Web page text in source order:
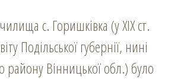
с. Горишківка (у ХІХ ст.
Подільської губернії, нині
району Вінницької обл.) було